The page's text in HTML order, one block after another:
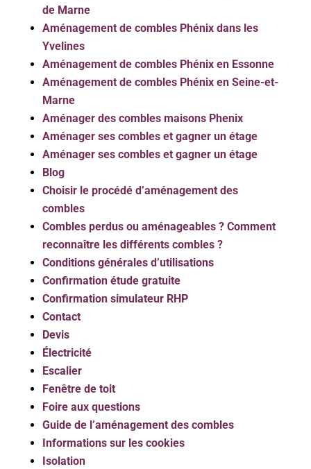
de Marne
Aménagement de combles Phénix dans les
Yvelines
Aménagement de combles Phénix en Essonne
Aménagement de combles Phénix en Seine-et-
Marne
Aménager des combles maisons Phenix
Aménager ses combles et gagner un étage
Aménager ses combles et gagner un étage
Blog
Choisir le procédé d’aménagement des
combles
Combles perdus ou aménageables ? Comment
reconnaître les différents combles ?
Conditions générales d’utilisations
Confirmation étude gratuite
Confirmation simulateur RHP
Contact
Devis
Électricité
Escalier
Fenêtre de toit
Foire aux questions
Guide de l’aménagement des combles
Informations sur les cookies
Isolation